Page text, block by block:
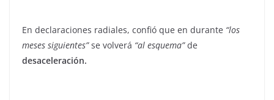
En declaraciones radiales, confió que en durante “los
meses siguientes”se volverá “al esquema”de
desaceleración.